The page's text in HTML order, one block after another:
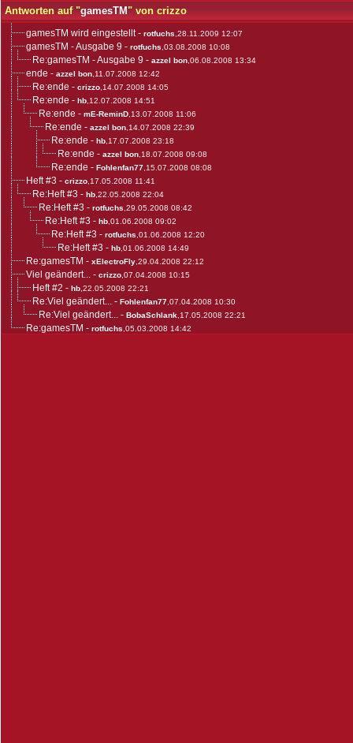
Antworten auf "gamesTM" von crizzo
gamesTM wird eingestellt- rotfuchs ,28.11.2009 12:07
gamesTM - Ausgabe 9 - rotfuchs ,03.08.2008 10:08
Re:gamesTM - Ausgabe 9 - azzel bon ,06.08.2008 13:34
ende - azzel bon ,11.07.2008 12:42
Re:ende - crizzo ,14.07.2008 14:05
Re:ende - hb ,12.07.2008 14:51
Re:ende - mE-ReminD ,13.07.2008 11:06
Re:ende - azzel bon ,14.07.2008 22:39
Re:ende - hb ,17.07.2008 23:18
Re:ende - azzel bon ,18.07.2008 09:08
Re:ende - Fohlenfan77 ,15.07.2008 08:08
Heft #3 - crizzo ,17.05.2008 11:41
Re:Heft #3 - hb ,22.05.2008 22:04
Re:Heft #3 - rotfuchs ,29.05.2008 08:42
Re:Heft #3 - hb ,01.06.2008 09:02
Re:Heft #3 - rotfuchs ,01.06.2008 12:20
Re:Heft #3 - hb ,01.06.2008 14:49
Re:gamesTM - xElectroFly ,29.04.2008 22:12
Viel geändert... - crizzo ,07.04.2008 10:15
Heft #2 - hb ,22.05.2008 22:21
Re:Viel geändert... - Fohlenfan77 ,07.04.2008 10:30
Re:Viel geändert... - BobaSchlank ,17.05.2008 22:21
Re:gamesTM - rotfuchs ,05.03.2008 14:42